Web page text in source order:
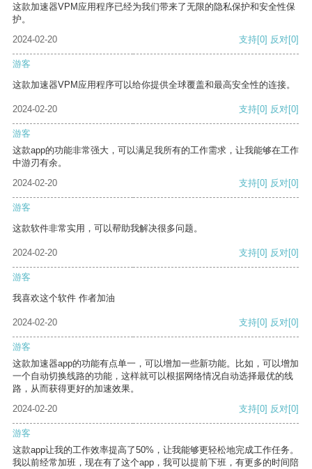
这款加速器VPM应用程序已经为我们带来了无限的隐私保护和安全性保
护。
2024-02-20
支持[0] 反对[0]
游客
这款加速器VPM应用程序可以给你提供全球覆盖和最高安全性的连接。
2024-02-20 支持[0] 反对[0]
游客
这款app的功能非常强大，可以满足我所有的工作需求，让我能够在工作
中游刃有余。
2024-02-20
支持[0] 反对[0]
游客
这款软件非常实用，可以帮助我解决很多问题。
2024-02-20 支持[0] 反对[0]
游客
我喜欢这个软件 作者加油
2024-02-20 支持[0] 反对[0]
游客
这款加速器app的功能有点单一，可以增加一些新功能。比如，可以增加
一个自动切换线路的功能，这样就可以根据网络情况自动选择最优的线
路，从而获得更好的加速效果。
2024-02-20
支持[0] 反对[0]
游客
这款app让我的工作效率提高了50%，让我能够更轻松地完成工作任务。
我以前经常加班，现在有了这个app，我可以提前下班，有更多的时间陪